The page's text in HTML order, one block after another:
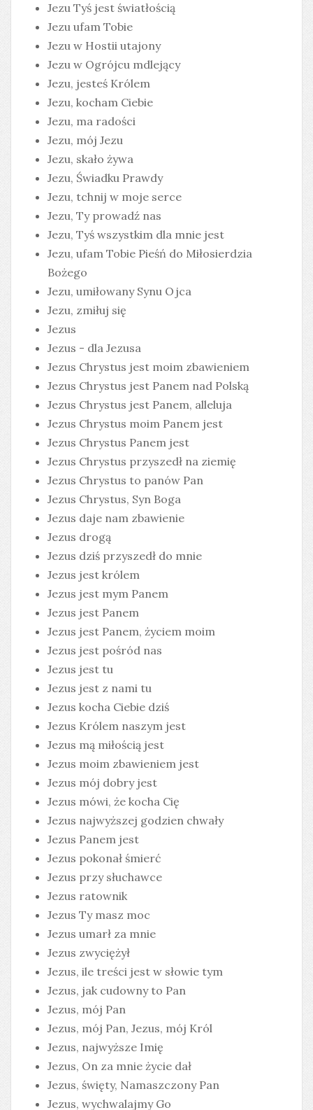
Jezu Tyś jest światłością
Jezu ufam Tobie
Jezu w Hostii utajony
Jezu w Ogrójcu mdlejący
Jezu, jesteś Królem
Jezu, kocham Ciebie
Jezu, ma radości
Jezu, mój Jezu
Jezu, skało żywa
Jezu, Świadku Prawdy
Jezu, tchnij w moje serce
Jezu, Ty prowadź nas
Jezu, Tyś wszystkim dla mnie jest
Jezu, ufam Tobie Pieśń do Miłosierdzia
Bożego
Jezu, umiłowany Synu Ojca
Jezu, zmiłuj się
Jezus
Jezus - dla Jezusa
Jezus Chrystus jest moim zbawieniem
Jezus Chrystus jest Panem nad Polską
Jezus Chrystus jest Panem, alleluja
Jezus Chrystus moim Panem jest
Jezus Chrystus Panem jest
Jezus Chrystus przyszedł na ziemię
Jezus Chrystus to panów Pan
Jezus Chrystus, Syn Boga
Jezus daje nam zbawienie
Jezus drogą
Jezus dziś przyszedł do mnie
Jezus jest królem
Jezus jest mym Panem
Jezus jest Panem
Jezus jest Panem, życiem moim
Jezus jest pośród nas
Jezus jest tu
Jezus jest z nami tu
Jezus kocha Ciebie dziś
Jezus Królem naszym jest
Jezus mą miłością jest
Jezus moim zbawieniem jest
Jezus mój dobry jest
Jezus mówi, że kocha Cię
Jezus najwyższej godzien chwały
Jezus Panem jest
Jezus pokonał śmierć
Jezus przy słuchawce
Jezus ratownik
Jezus Ty masz moc
Jezus umarł za mnie
Jezus zwyciężył
Jezus, ile treści jest w słowie tym
Jezus, jak cudowny to Pan
Jezus, mój Pan
Jezus, mój Pan, Jezus, mój Król
Jezus, najwyższe Imię
Jezus, On za mnie życie dał
Jezus, święty, Namaszczony Pan
Jezus, wychwalajmy Go